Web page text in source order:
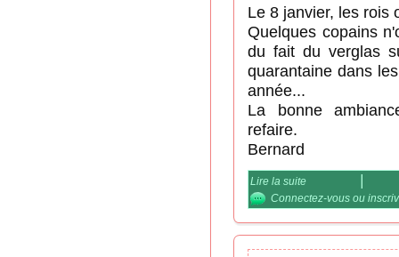
Le 8 janvier, les rois
Quelques copains
du fait du verglas
quarantaine dans
année...
La bonne
refaire.
Bernard
Lire la suite
Connectez-vous ou